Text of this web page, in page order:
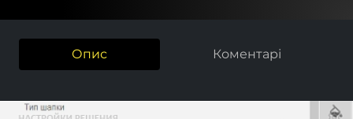
Опис Коментарі